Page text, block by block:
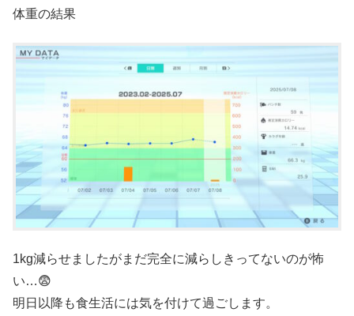
体重の結果
1kg減らせましたがまだ完全に減らしきってないのが怖
い…😨
明日以降も食生活には気を付けて過ごします。